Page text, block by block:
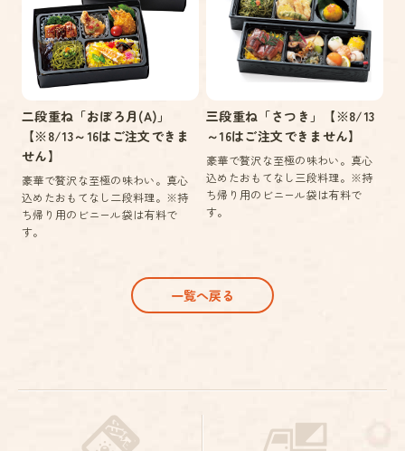
二段重ね「おぼろ月(A)」
【※8/13～16はご注文できま
せん】
豪華で贅沢な至極の味わい。真心
込めたおもてなし二段料理。※持
ち帰り用のビニール袋は有料で
す。
三段重ね「さつき」【※8/13
～16はご注文できません】
豪華で贅沢な至極の味わい。真心
込めたおもてなし三段料理。※持
ち帰り用のビニール袋は有料で
す。
一覧へ戻る